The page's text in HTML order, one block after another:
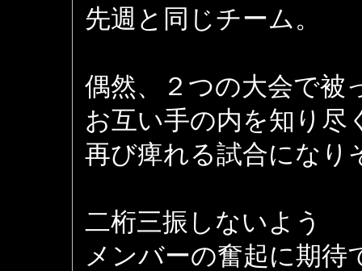
先週と同じチーム。
偶然、２つの大会で被
お互い手の内を知り尽
再び痺れる試合になり
二桁三振しないよう
メンバーの奮起に期待